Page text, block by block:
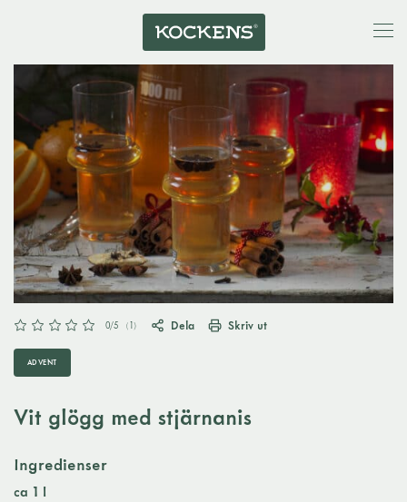
0/5 (1) Dela Skriv ut
ADVENT
Vit glögg med stjärnanis
Ingredienser
ca 1 l